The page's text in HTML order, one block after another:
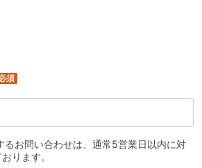
るお問い合わせは、通常5営業日以内に対
ります。